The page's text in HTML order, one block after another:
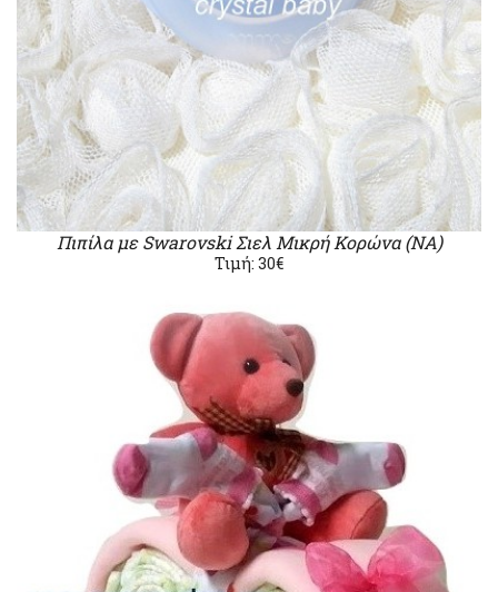
Πιπίλα με Swarovski Σιελ Μικρή Κορώνα (ΝΑ)
Τιμή: 30€